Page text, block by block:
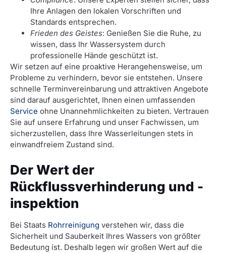
Ihre Anlagen den lokalen Vorschriften und
Standards entsprechen.
Frieden des Geistes: Genießen Sie die Ruhe, zu
wissen, dass Ihr Wassersystem durch
professionelle Hände geschützt ist.
Wir setzen auf eine proaktive Herangehensweise, um
Probleme zu verhindern, bevor sie entstehen. Unsere
schnelle Terminvereinbarung und attraktiven Angebote
sind darauf ausgerichtet, Ihnen einen umfassenden
Service ohne Unannehmlichkeiten zu bieten. Vertrauen
Sie auf unsere Erfahrung und unser Fachwissen, um
sicherzustellen, dass Ihre Wasserleitungen stets in
einwandfreiem Zustand sind.
Der Wert der
Rückflussverhinderung und -
inspektion
Bei Staats Rohrreinigung verstehen wir, dass die
Sicherheit und Sauberkeit Ihres Wassers von größter
Bedeutung ist. Deshalb legen wir großen Wert auf die